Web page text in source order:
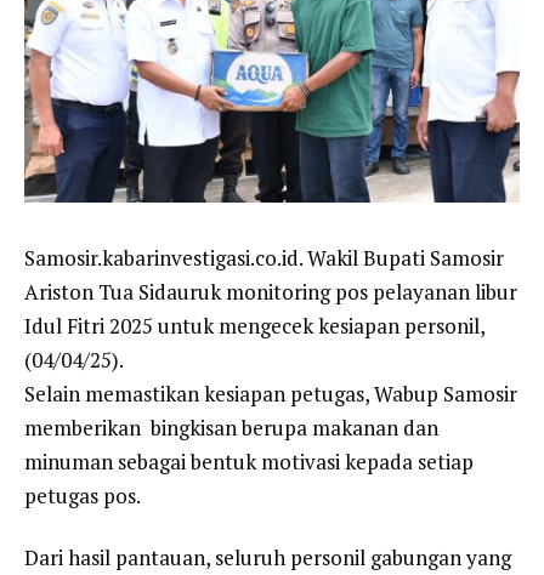
Samosir.kabarinvestigasi.co.id. Wakil Bupati Samosir
Ariston Tua Sidauruk monitoring pos pelayanan libur
Idul Fitri 2025 untuk mengecek kesiapan personil,
(04/04/25).
Selain memastikan kesiapan petugas, Wabup Samosir
memberikan bingkisan berupa makanan dan
minuman sebagai bentuk motivasi kepada setiap
petugas pos.
Dari hasil pantauan, seluruh personil gabungan yang